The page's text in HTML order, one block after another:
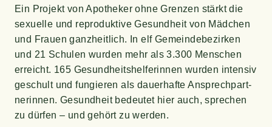
Ein Pro­jekt von Apo­the­ker ohne Gren­zen stärkt die
sexu­el­le und repro­duk­ti­ve Gesund­heit von Mäd­chen
und Frau­en ganz­heit­lich. In elf Gemein­de­be­zir­ken
und 21 Schu­len wur­den mehr als 3.300 Men­schen
erreicht. 165 Gesund­heits­hel­fe­rin­nen wur­den inten­siv
geschult und fun­gie­ren als dau­er­haf­te Ansprech­part­
ne­rin­nen. Gesund­heit bedeu­tet hier auch, spre­chen
zu dür­fen – und gehört zu werden.